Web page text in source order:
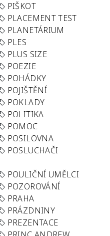
PIŠKOT
PLACEMENT TEST
PLANETÁRIUM
PLES
PLUS SIZE
POEZIE
POHÁDKY
POJIŠTĚNÍ
POKLADY
POLITIKA
POMOC
POSILOVNA
POSLUCHAČI
POULIČNÍ UMĚLCI
POZOROVÁNÍ
PRAHA
PRÁZDNINY
PREZENTACE